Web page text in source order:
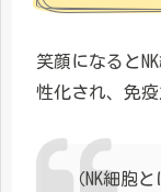
笑顔になると
性化され、免
（NK細胞と